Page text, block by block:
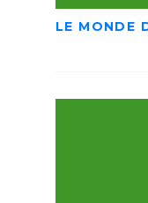
LE MONDE